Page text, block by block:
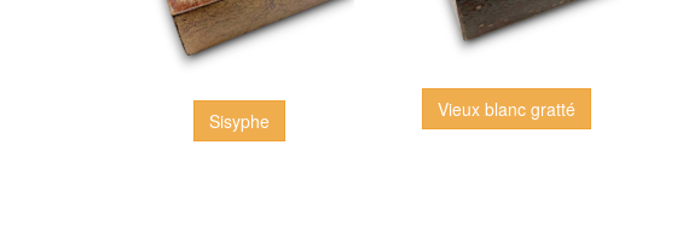
Sisyphe Vieux blanc gratté